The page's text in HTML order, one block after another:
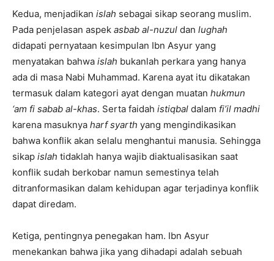
Kedua, menjadikan islah sebagai sikap seorang muslim.
Pada penjelasan aspek asbab al-nuzul dan lughah
didapati pernyataan kesimpulan Ibn Asyur yang
menyatakan bahwa islah bukanlah perkara yang hanya
ada di masa Nabi Muhammad. Karena ayat itu dikatakan
termasuk dalam kategori ayat dengan muatan hukmun
‘am fi sabab al-khas. Serta faidah istiqbal dalam fi’il madhi
karena masuknya harf syarth yang mengindikasikan
bahwa konflik akan selalu menghantui manusia. Sehingga
sikap islah tidaklah hanya wajib diaktualisasikan saat
konflik sudah berkobar namun semestinya telah
ditranformasikan dalam kehidupan agar terjadinya konflik
dapat diredam.
Ketiga, pentingnya penegakan ham. Ibn Asyur
menekankan bahwa jika yang dihadapi adalah sebuah